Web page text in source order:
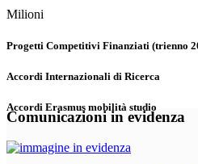
Milioni
Progetti Competitivi Finanziati (trienno
Accordi Internazionali di Ricerca
Accordi Erasmus mobilità studio
Comunicazioni in evidenza